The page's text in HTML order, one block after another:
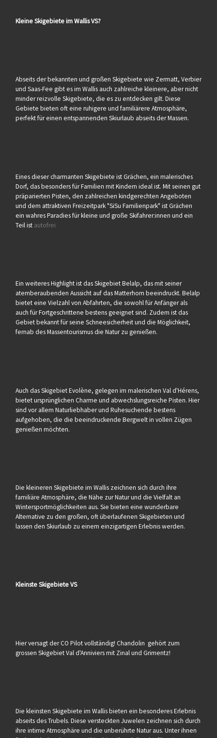
Kleine Skigebiete im Wallis VS?
Abseits der bekannten und großen Skigebiete wie Zermatt, Verbier
und Saas-Fee gibt es im Wallis auch zahlreiche kleinere, aber nicht
minder reizvolle Skigebiete, die es zu entdecken gilt. Diese
Gebiete bieten oft eine ruhigere und familiärere Atmosphäre,
perfekt für einen entspannenden Skiurlaub abseits der Massen.
Eines dieser charmanten Skigebiete ist Grächen, ein malerisches
Dorf, das besonders für Familien mit Kindern ideal ist. Mit seinen gut
präparierten Pisten, den zahlreichen kindgerechten Angeboten
und dem attraktiven Freizeitpark "SiSu Familienpark" ist Grächen
ein wahres Paradies für kleine und große Skifahrer:innen und ein
Teil ist autofrei
Ein weiteres Highlight ist das Skigebiet Belalp, das mit seiner
atemberaubenden Aussicht auf das Matterhorn beeindruckt. Belalp
bietet eine Vielzahl von Abfahrten, die sowohl für Anfänger als
auch für Fortgeschrittene bestens geeignet sind. Zudem ist das
Gebiet bekannt für seine Schneesicherheit und die Möglichkeit,
fernab des Massentourismus die Natur zu genießen.
Auch das Skigebiet Evolène, gelegen im malerischen Val d'Hérens,
bietet ursprünglichen Charme und abwechslungsreiche Pisten. Hier
sind vor allem Naturliebhaber und Ruhesuchende bestens
aufgehoben, die die beeindruckende Bergwelt in vollen Zügen
genießen möchten.
Die kleineren Skigebiete im Wallis zeichnen sich durch ihre
familiäre Atmosphäre, die Nähe zur Natur und die Vielfalt an
Wintersportmöglichkeiten aus. Sie bieten eine wunderbare
Alternative zu den großen, oft überlaufenen Skigebieten und
lassen den Skiurlaub zu einem einzigartigen Erlebnis werden.
Kleinste Skigebiete VS
Hier versagt der CO Pilot vollständig! Chandolin gehört zum
grossen Skigebiet Val d'Anniviers mit Zinal und Grimentz!
Die kleinsten Skigebiete im Wallis bieten ein besonderes Erlebnis
abseits des Trubels. Diese versteckten Juwelen zeichnen sich durch
ihre intime Atmosphäre und die unberührte Natur aus. Unter ihnen